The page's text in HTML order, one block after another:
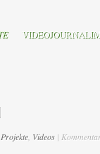
Projekte Videos |